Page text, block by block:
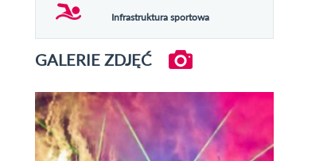
Infrastruktura sportowa
GALERIE ZDJĘĆ